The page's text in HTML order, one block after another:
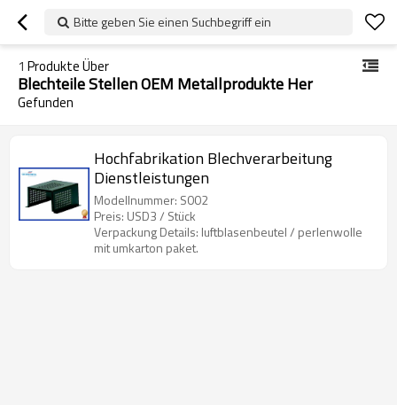
Bitte geben Sie einen Suchbegriff ein
1 Produkte Über
Blechteile Stellen OEM Metallprodukte Her
Gefunden
Hochfabrikation Blechverarbeitung
Dienstleistungen
Modellnummer: S002
Preis: USD3 / Stück
Verpackung Details: luftblasenbeutel / perlenwolle
mit umkarton paket.